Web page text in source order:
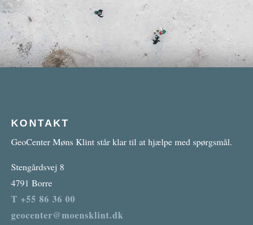
KONTAKT
GeoCenter Møns Klint står klar til at hjælpe med spørgsmål.
Stengårdsvej 8
4791 Borre
T +55 86 36 00
geocenter@moensklint.dk